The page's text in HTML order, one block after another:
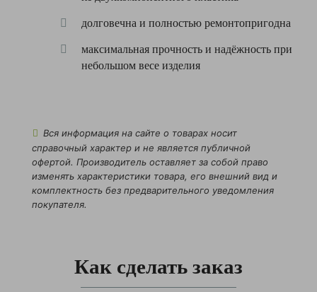
долговечна и полностью ремонтопригодна
максимальная прочность и надёжность при
небольшом весе изделия
Вся информация на сайте о товарах носит
справочный характер и не является публичной
офертой. Производитель оставляет за собой право
изменять характеристики товара, его внешний вид и
комплектность без предварительного уведомления
покупателя.
Как сделать заказ